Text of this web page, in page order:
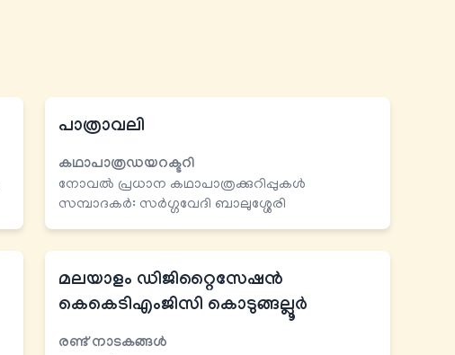
പാത്രാവലി
കഥാപാത്രഡയറക്ടറി
നോവല്‍ പ്രധാന കഥാപാത്രക്കുറിപ്പുകള്‍
സമ്പാദകർ: സര്‍ഗ്ഗവേദി ബാലുശ്ശേരി
മലയാളം ഡിജിറ്റൈസേഷന്‍
കെകെടി​എംജിസി കൊടുങ്ങല്ലൂര്‍
രണ്ട് നാടകങ്ങള്‍